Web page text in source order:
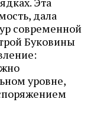
дала
современной
Буковины
уровне,